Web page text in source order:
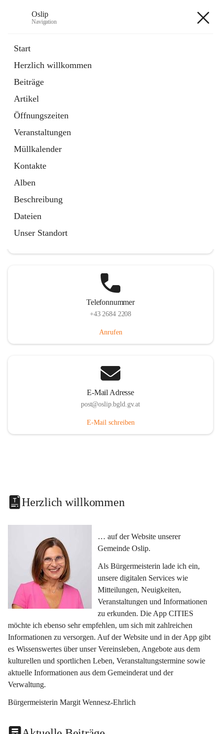
Oslip
Navigation
Start
Herzlich willkommen
Beiträge
Artikel
Öffnungszeiten
Veranstaltungen
Müllkalender
Kontakte
Alben
Beschreibung
Dateien
Unser Standort
Externe Webseite
in
Tab
Bundeskanzleramt Österreich
Externe Webseite
öffnet
in
neuem
Tab
Telefonnummer
+43 2684 2208
Anrufen
E-Mail Adresse
post@oslip.bgld.gv.at
E-Mail schreiben
Herzlich willkommen
… auf der Website unserer
Gemeinde Oslip.
Als Bürgermeisterin lade ich ein,
unsere digitalen Services wie
Mitteilungen, Neuigkeiten,
Veranstaltungen und Informationen
zu erkunden. Die App CITIES
möchte ich ebenso sehr empfehlen, um sich mit zahlreichen
Informationen zu versorgen. Auf der Website und in der App gibt
es Wissenswertes über unser Vereinsleben, Angebote aus dem
kulturellen und sportlichen Leben, Veranstaltungstermine sowie
aktuelle Informationen aus dem Gemeinderat und der
Verwaltung.
Bürgermeisterin Margit Wennesz-Ehrlich